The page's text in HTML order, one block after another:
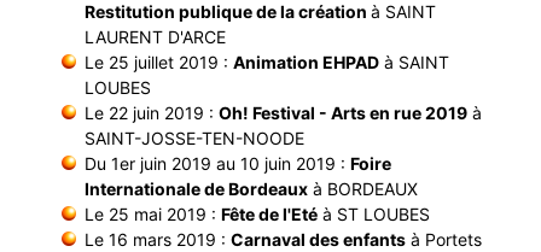
Restitution publique de la création à SAINT
LAURENT D'ARCE
Le 25 juillet 2019 : Animation EHPAD à SAINT
LOUBES
Le 22 juin 2019 : Oh! Festival - Arts en rue 2019 à
SAINT-JOSSE-TEN-NOODE
Du 1er juin 2019 au 10 juin 2019 : Foire
Internationale de Bordeaux à BORDEAUX
Le 25 mai 2019 : Fête de l'Eté à ST LOUBES
Le 16 mars 2019 : Carnaval des enfants à Portets